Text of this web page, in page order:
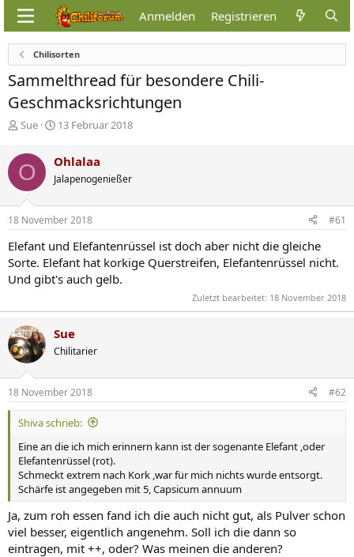
Anmelden Registrieren
Chilisorten
Sammelthread für besondere Chili-
Geschmacksrichtungen
E
s
t
e
l
l
e
Sue
E
t
e
l
t
m
13 Februar 2018
O Ohlalaa
Jalapenogenießer
18 November 2018 #61
Elefant und Elefantenrüssel ist doch aber nicht die gleiche
Sorte. Elefant hat korkige Querstreifen, Elefantenrüssel nicht.
Und gibt's auch gelb.
Zuletzt bearbeitet: 18 November 2018
Sue
Chilitarier
18 November 2018 #62
Shiva schrieb:
Eine an die ich mich erinnern kann ist der sogenante Elefant ,oder
Elefantenrüssel (rot).
Schmeckt extrem nach Kork ,war für mich nichts wurde entsorgt.
Schärfe ist angegeben mit 5, Capsicum annuum
Ja, zum roh essen fand ich die auch nicht gut, als Pulver schon
viel besser, eigentlich angenehm. Soll ich die dann so
eintragen, mit ++, oder? Was meinen die anderen?